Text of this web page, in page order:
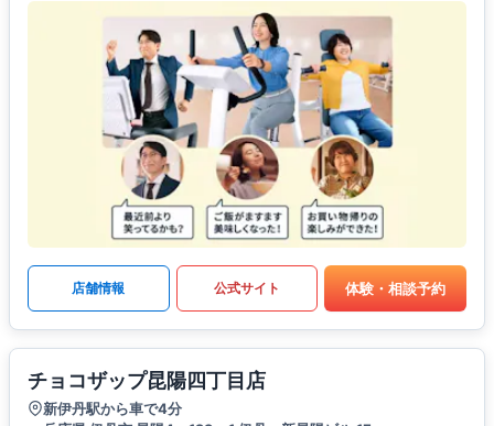
店舗情報 公式サイト 体験・相談予約
チョコザップ昆陽四丁目店
新伊丹駅から車で4分